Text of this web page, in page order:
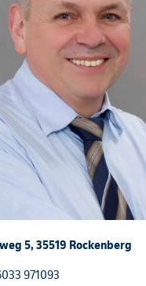
5, 35519 Rockenberg
971093